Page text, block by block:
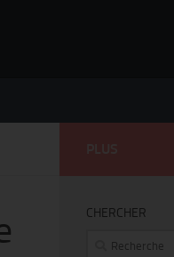
CHERCHER
Rechercher :